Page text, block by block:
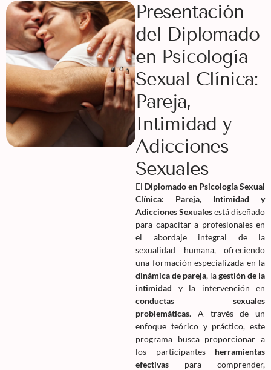
Presentación
del Diplomado
en Psicología
Sexual Clínica:
Pareja,
Intimidad y
Adicciones
Sexuales
El Diplomado en Psicología Sexual
Clínica: Pareja, Intimidad y
Adicciones Sexualesestá diseñado
para capacitar a profesionales en
el abordaje integral de la
sexualidad humana, ofreciendo
una formación especializada en la
dinámica de pareja, lagestión de la
intimidad y la intervención en
conductas sexuales
problemáticas. A través de un
enfoque teórico y práctico, este
programa busca proporcionar a
los participantes herramientas
efectivas para comprender,